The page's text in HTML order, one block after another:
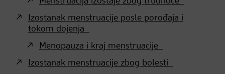
Izostanak menstruacije posle porođaja i
tokom dojenja
Menopauza i kraj menstruacije
Izostanak menstruacije zbog bolesti